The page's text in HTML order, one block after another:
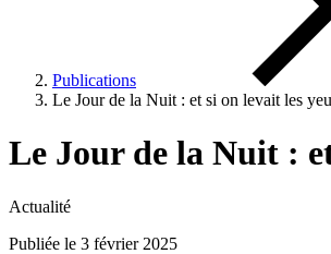
Publications
Le Jour de la Nuit : et si on levait les
Le Jour de la Nuit :
Actualité
Publiée le 3 février 2025